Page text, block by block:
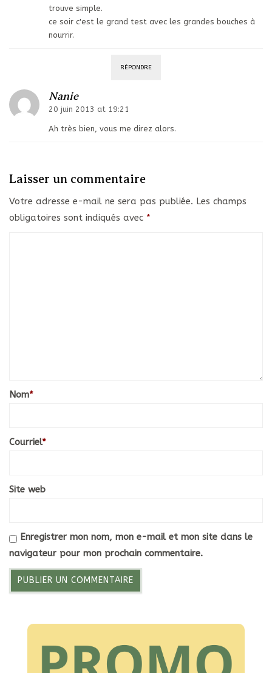
trouve simple.
ce soir c'est le grand test avec les grandes bouches à
nourrir.
RÉPONDRE
Nanie
20 juin 2013 at 19:21
Ah très bien, vous me direz alors.
Laisser un commentaire
Votre adresse e-mail ne sera pas publiée. Les champs
obligatoires sont indiqués avec *
Nom*
Courriel*
Site web
Enregistrer mon nom, mon e-mail et mon site dans le
navigateur pour mon prochain commentaire.